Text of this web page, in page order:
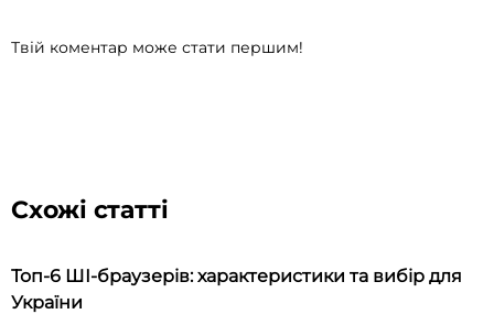
Твій коментар може стати першим!
Схожі статті
Топ-6 ШІ-браузерів: характеристики та вибір для
України